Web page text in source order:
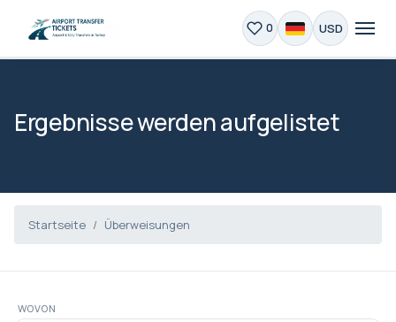
0 USD
Ergebnisse werden aufgelistet
Startseite Überweisungen
WOVON